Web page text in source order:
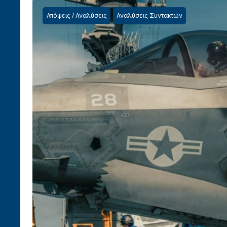
Απόψεις / Αναλύσεις Αναλύσεις Συντακτών